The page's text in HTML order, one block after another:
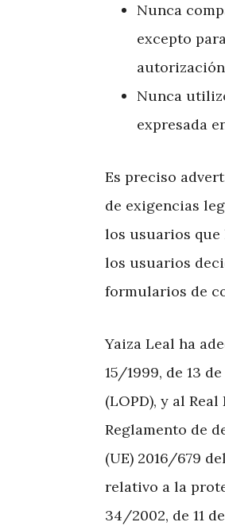
Nunca
excepto
Nunca
expresada
Es preciso
de exigencias
los usuarios que
los usuarios
formularios de
Yaiza Leal ha
15/1999, de 13
(LOPD), y al
Reglamento de
(UE) 2016/679
relativo a la
34/2002, de 11